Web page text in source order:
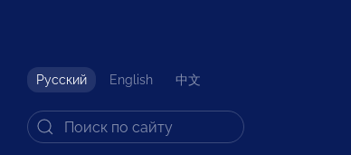
Русский English 中文